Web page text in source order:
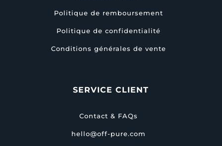
Politique de remboursement
Politique de confidentialité
Conditions générales de vente
SERVICE CLIENT
Contact & FAQs
hello@off-pure.com